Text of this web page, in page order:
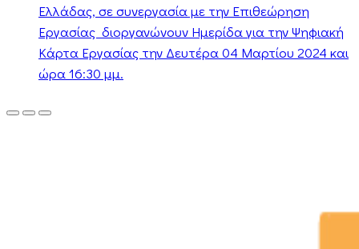
Ελλάδας, σε συνεργασία με την Επιθεώρηση
Εργασίας διοργανώνουν Ημερίδα για την Ψηφιακή
Κάρτα Εργασίας την Δευτέρα 04 Μαρτίου 2024 και
ώρα 16:30 μμ.